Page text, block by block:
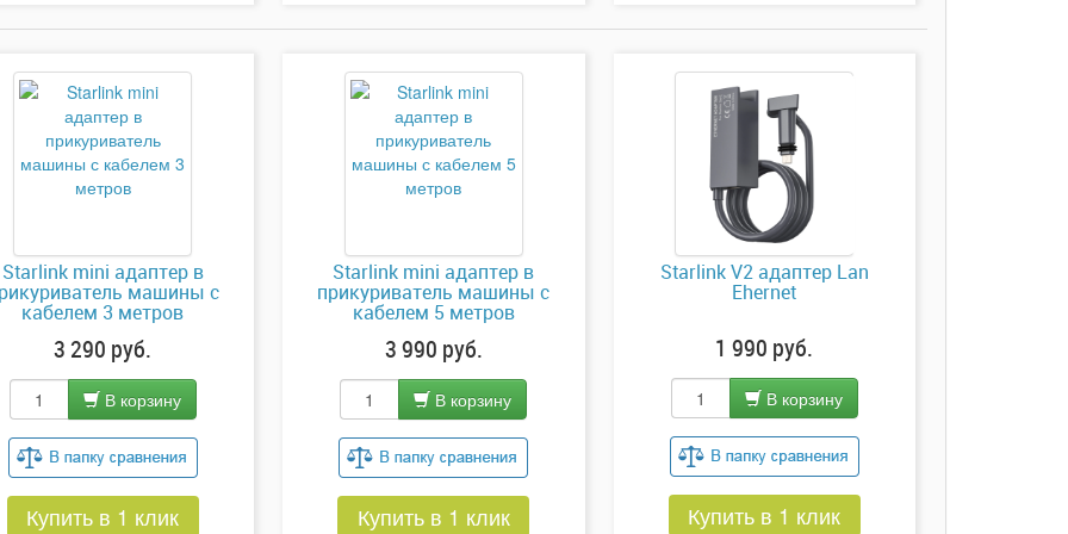
Starlink mini адаптер в
машины с
кабелем 3 метров
3 290 руб.
В корзину
Купить в 1 клик
Starlink mini адаптер в
прикуриватель машины с
кабелем 5 метров
3 990 руб.
В корзину
Купить в 1 клик
Starlink V2 адаптер Lan
Ehernet
1 990 руб.
В корзину
Купить в 1 клик